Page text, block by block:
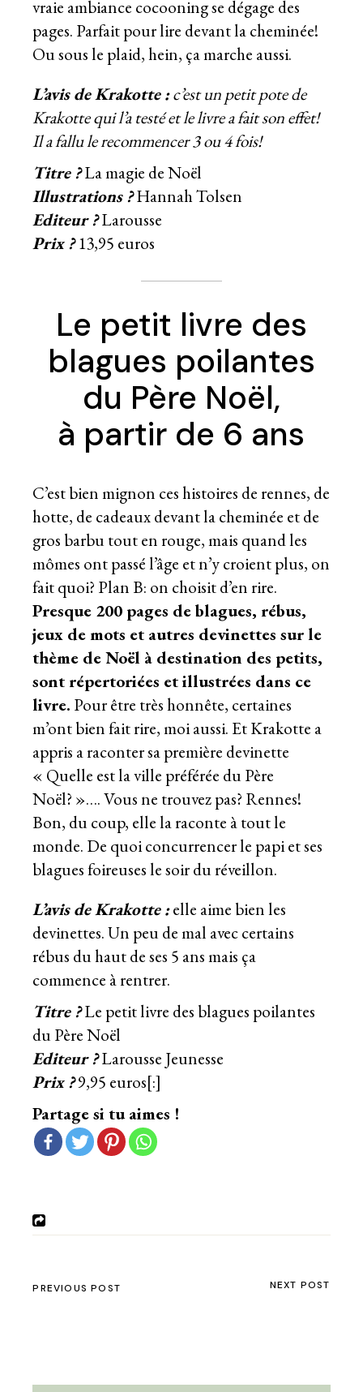
vraie ambiance cocooning se dégage des
pages. Parfait pour lire devant la cheminée!
Ou sous le plaid, hein, ça marche aussi.
L’avis de Krakotte :c’est un petit pote de
Krakotte qui l’a testé et le livre a fait son effet!
Il a fallu le recommencer 3 ou 4 fois!
Titre ?La magie de Noël
Illustrations ?Hannah Tolsen
Editeur ?Larousse
Prix ?13,95 euros
Le petit livre des
blagues poilantes
du Père Noël,
à partir de 6 ans
C’est bien mignon ces histoires de rennes, de
hotte, de cadeaux devant la cheminée et de
gros barbu tout en rouge, mais quand les
mômes ont passé l’âge et n’y croient plus, on
fait quoi? Plan B: on choisit d’en rire.
Presque 200 pages de blagues, rébus,
jeux de mots et autres devinettes sur le
thème de Noël à destination des petits,
sont répertoriées et illustrées dans ce
livre. Pour être très honnête, certaines
m’ont bien fait rire, moi aussi. Et Krakotte a
appris a raconter sa première devinette
« Quelle est la ville préférée du Père
Noël? »…. Vous ne trouvez pas? Rennes!
Bon, du coup, elle la raconte à tout le
monde. De quoi concurrencer le papi et ses
blagues foireuses le soir du réveillon.
L’avis de Krakotte :elle aime bien les
devinettes. Un peu de mal avec certains
rébus du haut de ses 5 ans mais ça
commence à rentrer.
Titre ?Le petit livre des blagues poilantes
du Père Noël
Editeur ?Larousse Jeunesse
Prix ?9,95 euros[:]
Partage si tu aimes !
PREVIOUS POST NEXT POST